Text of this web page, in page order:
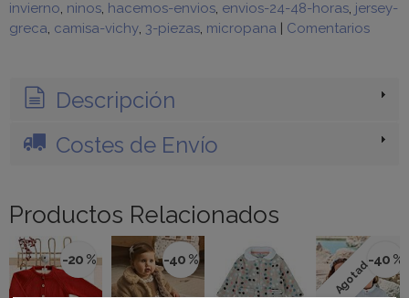
invierno ninos hacemos-envios envios-24-48-horas jersey-
greca camisa-vichy 3-piezas micropana | Comentarios
Descripción
Costes de Envío
Productos Relacionados
-20 % -40 % Agotado-40 %